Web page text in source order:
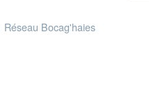
Réseau Bocag'haies